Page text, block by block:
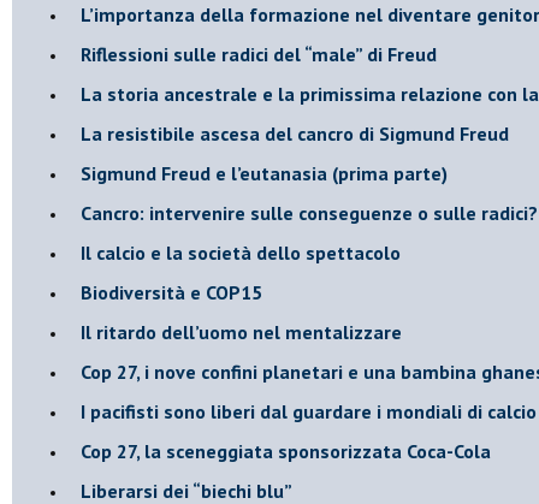
L’importanza della formazione nel diventare
Riflessioni sulle radici del “male” di Freud
​La storia ancestrale e la primissima relazione con
​La resistibile ascesa del cancro di Sigmund Freud
Sigmund Freud e l’eutanasia (prima parte)
Cancro: intervenire sulle conseguenze o sulle radici?
​Il calcio e la società dello spettacolo
Biodiversità e COP15
​Il ritardo dell’uomo nel mentalizzare
​Cop 27, i nove confini planetari e una bambina
​I pacifisti sono liberi dal guardare i mondiali di
​Cop 27, la sceneggiata sponsorizzata Coca-Cola
​Liberarsi dei “biechi blu”